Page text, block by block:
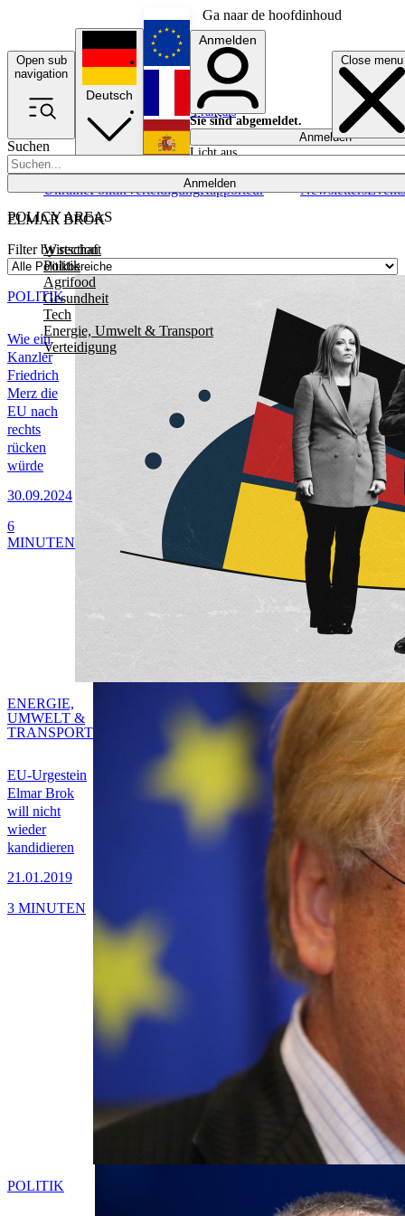
Ga naar de hoofdinhoud
Open sub
navigation
Close menu
Suchen
Anmelden
POLICY AREAS
Wirtschaft
Politik
Agrifood
Gesundheit
Tech
Energie, Umwelt & Transport
Verteidigung
UkrainePolitikVerteidigungRapporteur NewslettersEvents
Deutsch
English
Français
Anmelden
Sie sind abgemeldet.
Anmelden
Licht aus
ELMAR BROK
Filter by section
Wie ein
Kanzler
Friedrich
Merz die
EU nach
rechts
rücken
würde
30.09.2024
POLITIK
6
MINUTEN
EU-Urgestein
Elmar Brok
will nicht
wieder
kandidieren
21.01.2019
ENERGIE,
UMWELT &
TRANSPORT
3 MINUTEN
POLITIK